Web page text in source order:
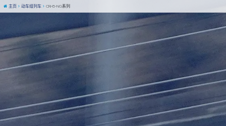
主页 动车组列车 CRH5-NG系列